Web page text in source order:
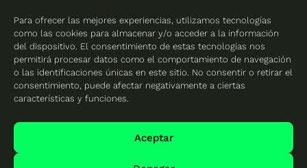
Para ofrecer las mejores experiencias, utilizamos tecnologías
como las cookies para almacenar y/o acceder a la información
del dispositivo. El consentimiento de estas tecnologías nos
permitirá procesar datos como el comportamiento de navegación
o las identificaciones únicas en este sitio. No consentir o retirar el
consentimiento, puede afectar negativamente a ciertas
características y funciones.
Aceptar
Placas solares en
Valencia
Mapa del sitio